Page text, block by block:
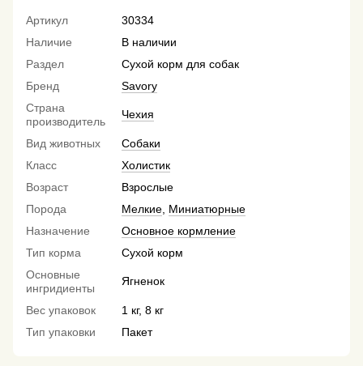
Артикул
30334
Наличие
В наличии
Раздел
Сухой корм для собак
Бренд
Savory
Страна
производитель
Чехия
Вид животных
Собаки
Класс
Холистик
Возраст
Взрослые
Порода
Мелкие Миниатюрные
Назначение
Основное кормление
Тип корма
Сухой корм
Основные
ингридиенты
Ягненок
Вес упаковок
1 кг, 8 кг
Тип упаковки
Пакет